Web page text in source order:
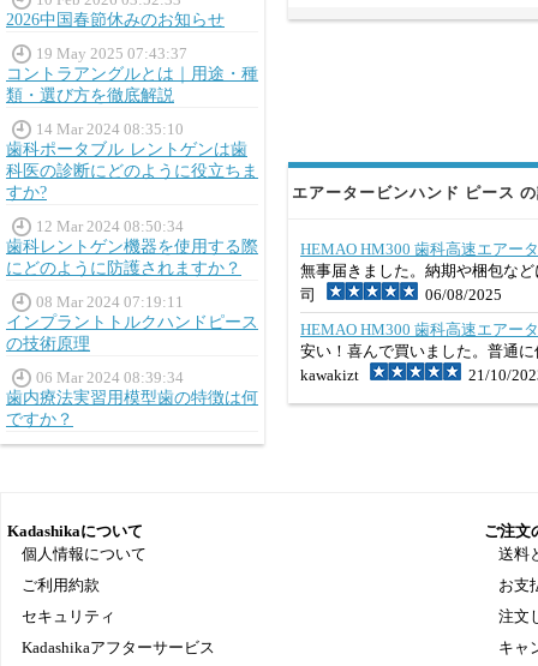
2026中国春節休みのお知らせ
19 May 2025 07:43:37
コントラアングルとは｜用途・種
類・選び方を徹底解説
14 Mar 2024 08:35:10
歯科ポータブル レントゲンは歯
科医の診断にどのように役立ちま
すか?
12 Mar 2024 08:50:34
歯科レントゲン機器を使用する際
にどのように防護されますか？
08 Mar 2024 07:19:11
インプラントトルクハンドピース
の技術原理
06 Mar 2024 08:39:34
歯内療法実習用模型歯の特徴は何
ですか？
エアータービンハンド ピース
HEMAO HM300 歯科高速エアー
無事届きました。納期や梱包な
司
06/08/2025
HEMAO HM300 歯科高速エアー
安い！喜んで買いました。普通
kawakizt
21/10/
Kadashikaについて
個人情報について
ご利用約款
セキュリティ
Kadashikaアフターサービス
ご注文
送料
お支
注文
キャ